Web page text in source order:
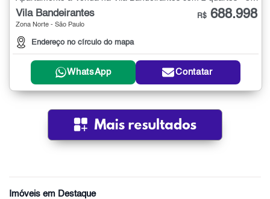
Vila Bandeirantes
Zona Norte - São Paulo
Endereço no círculo do mapa
R$ 688.998
WhatsApp Contatar
Imóveis em Destaque